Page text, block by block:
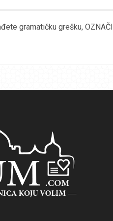
gramatičku grešku,